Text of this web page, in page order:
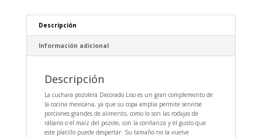
Descripción
Información adicional
Descripción
La cuchara pozolera Decorado Liso es un gran complemento de
la cocina mexicana, ya que su copa amplia permite servirse
porciones grandes de alimento, como lo son las rodajas de
rábano o el maíz del pozole, con la confianza y el gusto que
este platillo puede despertar. Su tamaño no la vuelve